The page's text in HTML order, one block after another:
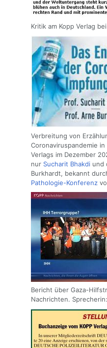
Kritik am Kopp Verlag
Verbreitung von
Coronaviruspandemie
Verlags im Dezember
nur Sucharit Bhakdi und
Burkhardt, bekannt
Pathologie-Konferenz
Bericht über Gaza-
Nachrichten. Sprecherin: